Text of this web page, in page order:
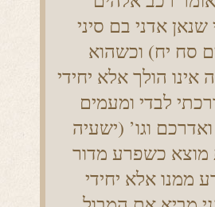
אדני בם סיני
סח יח) וכשהוא
הולך אלא יחידי
לבדי ומעמים
וגו’ (ישעיה
מוצא כשפרע מדור
ממנו אלא יחידי